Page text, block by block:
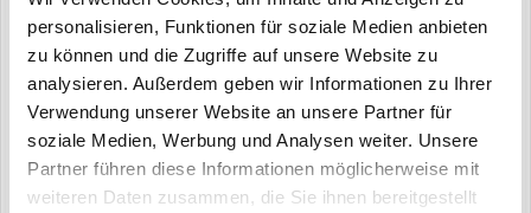
personalisieren, Funktionen für soziale Medien anbieten
zu können und die Zugriffe auf unsere Website zu
analysieren. Außerdem geben wir Informationen zu Ihrer
Verwendung unserer Website an unsere Partner für
soziale Medien, Werbung und Analysen weiter. Unsere
Partner führen diese Informationen möglicherweise mit
weiteren Daten zusammen, die Sie ihnen bereitgestellt
Werkzeug zur Baustellenvermessung
ein Thema erstellte Pottratz inHoch- & Tiefbau
Building Information Modelling – kurz BIM – ist einer der
aktuellsten Begriffe im Bau- und Vermessungswesen. Da heißt es:
Weiterbildung macht den Unterschied. Aus diesem Grund werden
regelmäßig Poliere auf den neusten Stand der Bauvermessung
gebracht. Schulungsinhalte si...